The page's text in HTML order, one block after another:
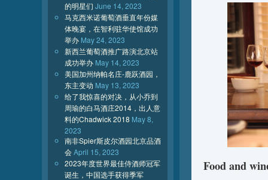
Food and
的明星们 June 14, 2023
马克西米诺葡萄酒垂直年份媒
体晚宴，在智利驻华使馆成功
举办 May 24, 2023
新西兰葡萄酒推广路演北京站
成功举办 May 14, 2023
美国加州纳帕名庄-鹿跃酒园，
东主变动 May 13, 2023
给了我惊喜的对决，从小乔到
周瑜的白马酒庄2014，出人意
料的Chadwick 2018 May 8,
2023
南非Spier斯皮尔酒园北京品酒
会April 15, 2023
2023年度世界最佳侍酒师冠军
诞生，中国选手获得季军